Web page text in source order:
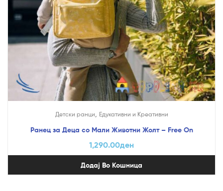
Детски ранци Едукативни и Креативни
Ранец за Деца со Мали Животни Жолт – Free On
1,290.00ден
Додај Во Кошница